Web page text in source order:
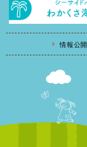
情報公開